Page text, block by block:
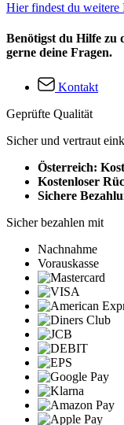
Hier findest du weitere
Benötigst du Hilfe zu
gerne deine Fragen.
Kontakt
Geprüfte Qualität
Sicher und vertraut
Österreich:
Kostenloser
Sichere
Sicher bezahlen mit
Nachnahme
Vorauskasse